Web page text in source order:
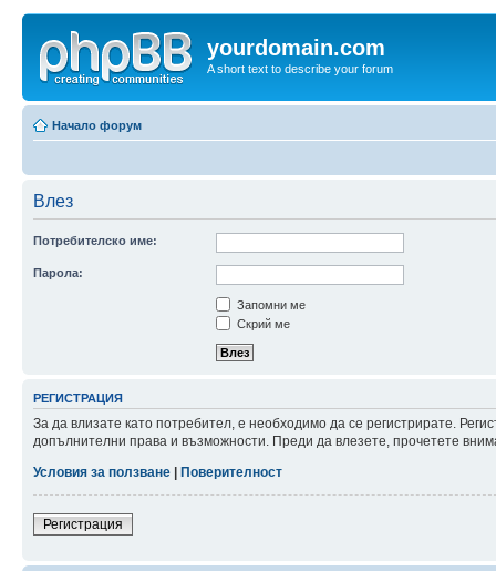
yourdomain.com
A short text to describe your forum
Начало форум
Влез
Потребителско име:
Парола:
Запомни ме
Скрий ме
РЕГИСТРАЦИЯ
За да влизате като потребител, е необходимо да се регистрирате.
допълнителни права и възможности. Преди да влезете, прочетете
Условия за ползване
Поверителност
Регистрация